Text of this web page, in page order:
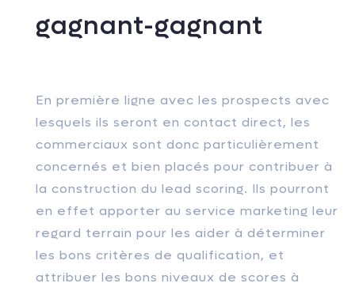
gagnant-gagnant
En première ligne avec les prospects avec
lesquels ils seront en contact direct, les
commerciaux sont donc particulièrement
concernés et bien placés pour contribuer à
la construction du lead scoring. Ils pourront
en effet apporter au service marketing leur
regard terrain pour les aider à déterminer
les bons critères de qualification, et
attribuer les bons niveaux de scores à